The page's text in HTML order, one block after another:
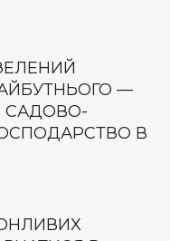
—
САДОВО-
В